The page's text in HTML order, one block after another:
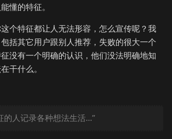
懂的特征。
个特征都让人无法形容，怎么宣传呢？我
括其它用户跟别人推荐，失败的很大一个
没有一个明确的认识，他们没法明确地知
干什么。
的人记录各种想法生活…”